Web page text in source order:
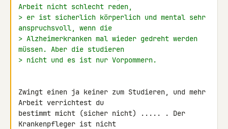
Arbeit nicht schlecht reden,
> er ist sicherlich körperlich und mental sehr
anspruchsvoll, wenn die
> Alzheimerkranken mal wieder gedreht werden
müssen. Aber die studieren
> nicht und es ist nur Vorpommern.
Zwingt einen ja keiner zum Studieren, und mehr
Arbeit verrichtest du
bestimmt micht (sicher nicht) ..... . Der
Krankenpfleger ist nicht